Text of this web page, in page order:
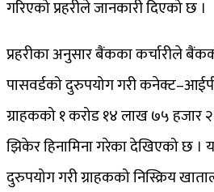
गरिएको प्रहरीले जानकारी दिएको छ ।
प्रहरीका अनुसार बैंकका कर्चारीले
पासवर्डको दुरुपयोग गरी
ग्राहकको १ करोड १४ लाख ७५
झिकेर हिनामिना गरेका देखिएको छ ।
दुरुपयोग गरी ग्राहकको निस्क्रिय